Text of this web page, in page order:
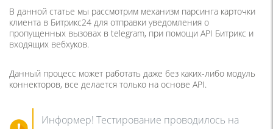
В данной статье мы рассмотрим механизм парсинга карточки
клиента в Битрикс24 для отправки уведомления о
пропущенных вызовах в telegram, при помощи API Битрикс и
входящих вебхуков.
Данный процесс может работать даже без каких-либо модуль
коннекторов, все делается только на основе API.
Информер! Тестирование проводилось на